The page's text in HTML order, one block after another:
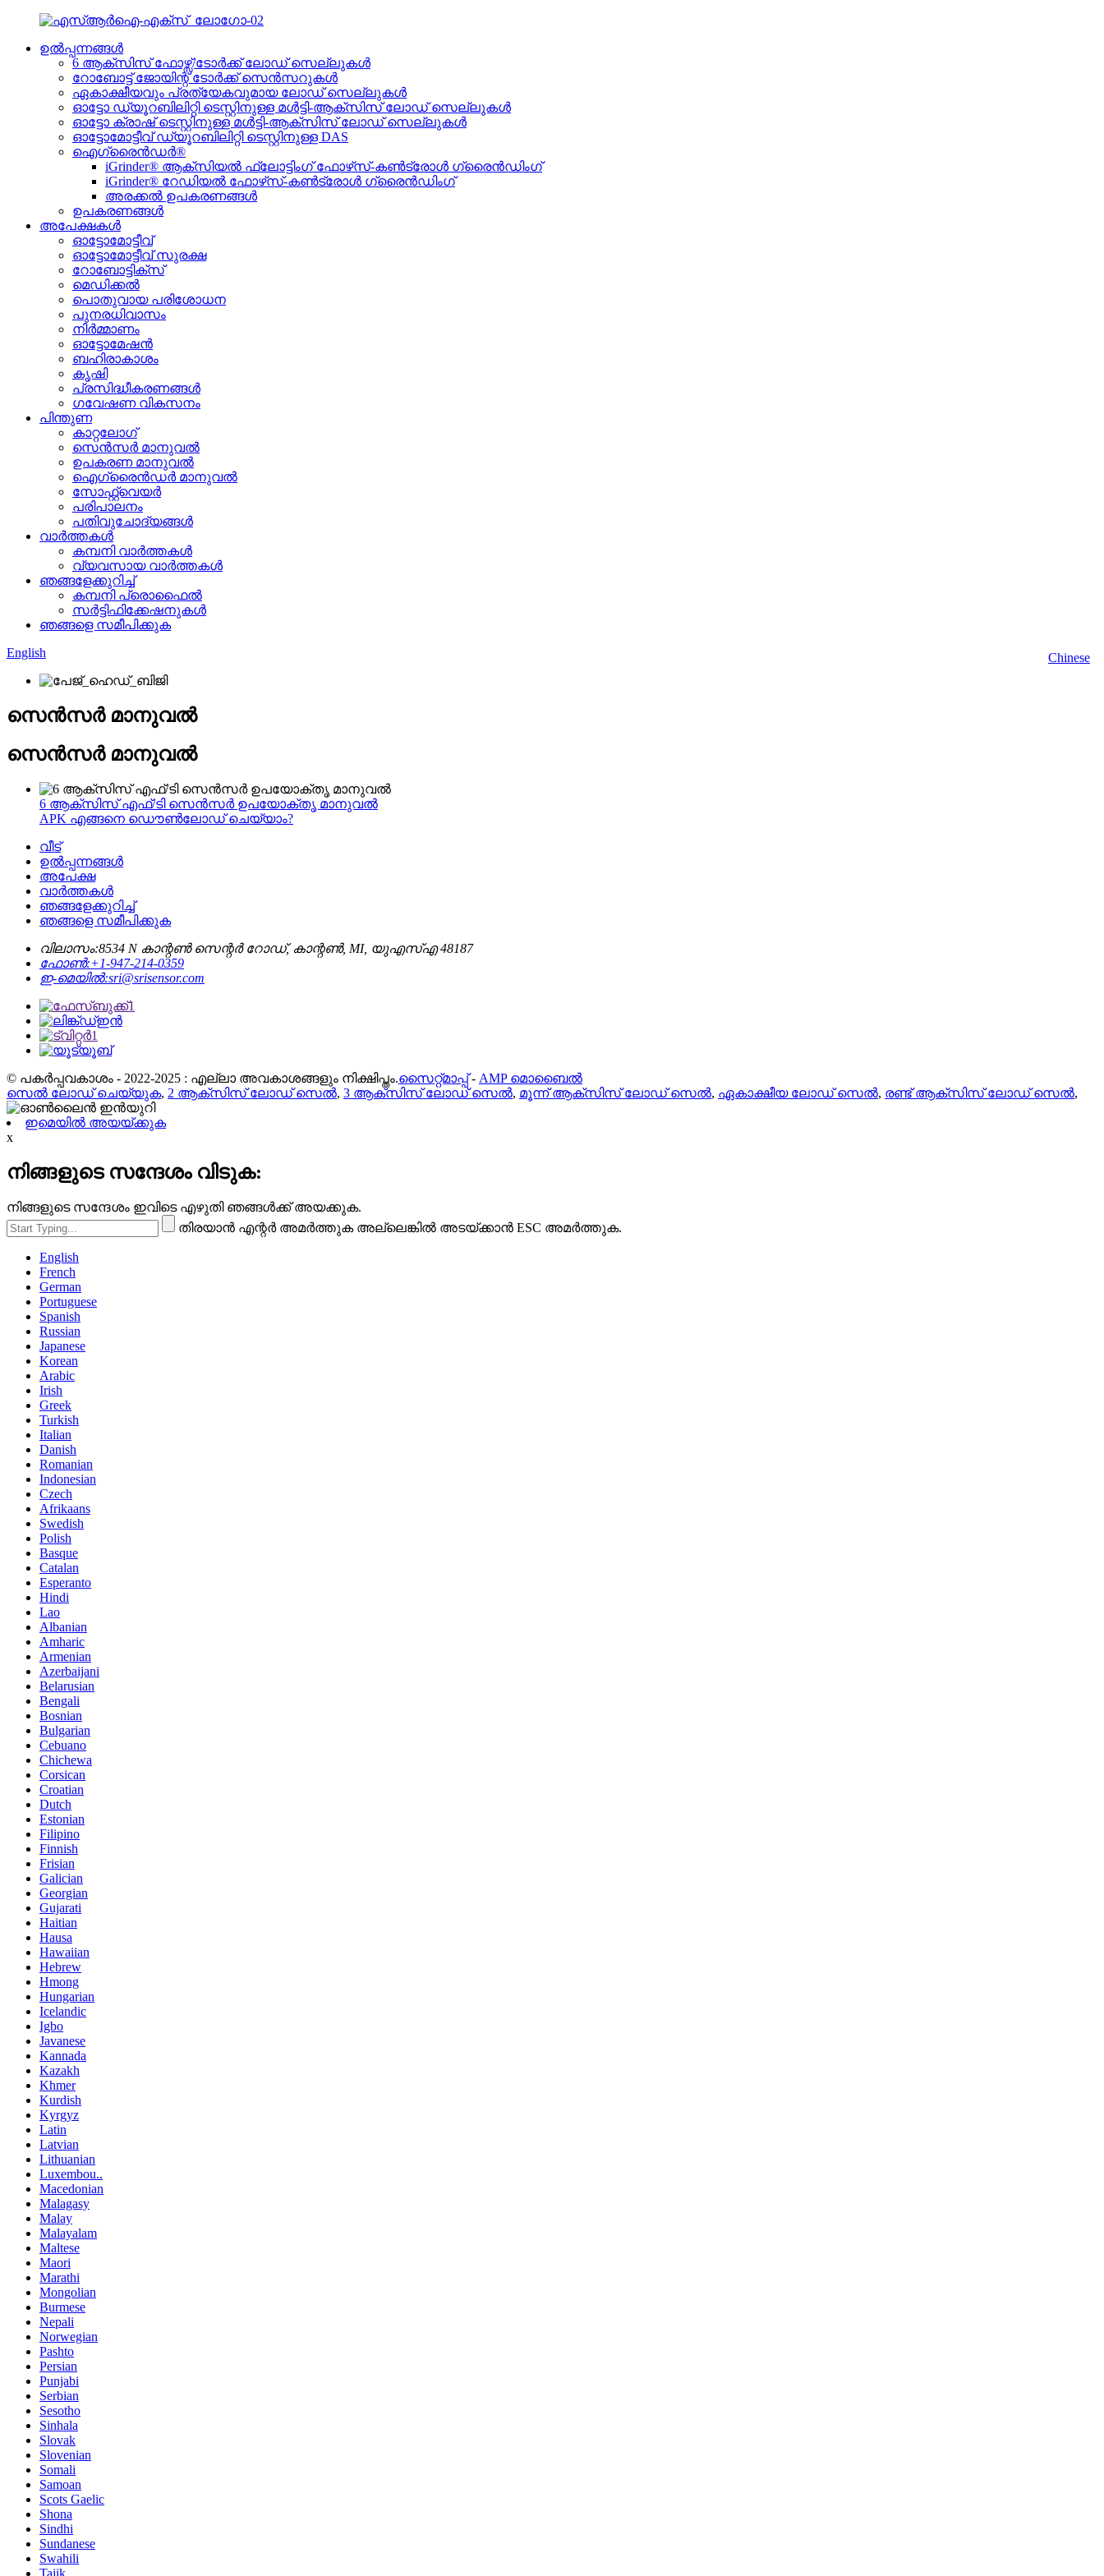
ഉൽപ്പന്നങ്ങൾ
6 ആക്സിസ് ഫോഴ്സ്/ടോർക്ക് ലോഡ് സെല്ലുകൾ
റോബോട്ട് ജോയിന്റ് ടോർക്ക് സെൻസറുകൾ
ഏകാക്ഷീയവും പ്രത്യേകവുമായ ലോഡ് സെല്ലുകൾ
ഓട്ടോ ഡ്യൂറബിലിറ്റി ടെസ്റ്റിനുള്ള മൾട്ടി-ആക്സിസ് ലോഡ് സെല്ലുകൾ
ഓട്ടോ ക്രാഷ് ടെസ്റ്റിനുള്ള മൾട്ടി-ആക്സിസ് ലോഡ് സെല്ലുകൾ
ഓട്ടോമോട്ടീവ് ഡ്യൂറബിലിറ്റി ടെസ്റ്റിനുള്ള DAS
ഐഗ്രൈൻഡർ®
iGrinder® ആക്സിയൽ ഫ്ലോട്ടിംഗ് ഫോഴ്‌സ്-കൺട്രോൾ ഗ്രൈൻഡിംഗ്
iGrinder® റേഡിയൽ ഫോഴ്‌സ്-കൺട്രോൾ ഗ്രൈൻഡിംഗ്
അരക്കൽ ഉപകരണങ്ങൾ
ഉപകരണങ്ങൾ
അപേക്ഷകൾ
ഓട്ടോമോട്ടീവ്
ഓട്ടോമോട്ടീവ് സുരക്ഷ
റോബോട്ടിക്സ്
മെഡിക്കൽ
പൊതുവായ പരിശോധന
പുനരധിവാസം
നിർമ്മാണം
ഓട്ടോമേഷൻ
ബഹിരാകാശം
കൃഷി
പ്രസിദ്ധീകരണങ്ങൾ
ഗവേഷണ വികസനം
പിന്തുണ
കാറ്റലോഗ്
സെൻസർ മാനുവൽ
ഉപകരണ മാനുവൽ
ഐഗ്രൈൻഡർ മാനുവൽ
സോഫ്റ്റ്‌വെയർ
പരിപാലനം
പതിവുചോദ്യങ്ങൾ
വാർത്തകൾ
കമ്പനി വാർത്തകൾ
വ്യവസായ വാർത്തകൾ
ഞങ്ങളേക്കുറിച്ച്
കമ്പനി പ്രൊഫൈൽ
സർട്ടിഫിക്കേഷനുകൾ
ഞങ്ങളെ സമീപിക്കുക
Chinese
English
സെൻസർ മാനുവൽ
സെൻസർ മാനുവൽ
6 ആക്സിസ് എഫ്/ടി സെൻസർ ഉപയോക്തൃ മാനുവൽ
APK എങ്ങനെ ഡൌൺലോഡ് ചെയ്യാം?
വീട്
ഉൽപ്പന്നങ്ങൾ
അപേക്ഷ
വാർത്തകൾ
ഞങ്ങളേക്കുറിച്ച്
ഞങ്ങളെ സമീപിക്കുക
വിലാസം:8534 N കാന്റൺ സെന്റർ റോഡ്, കാന്റൺ, MI, യുഎസ്എ 48187
ഫോൺ:+1-947-214-0359
ഇ-മെയിൽ:sri@srisensor.com
© പകർപ്പവകാശം - 2022-2025 : എല്ലാ അവകാശങ്ങളും നിക്ഷിപ്തം.സൈറ്റ്മാപ്പ്- AMP മൊബൈൽ
സെൽ ലോഡ് ചെയ്യുക, 2 ആക്സിസ് ലോഡ് സെൽ, 3 ആക്സിസ് ലോഡ് സെൽ, മൂന്ന് ആക്സിസ് ലോഡ് സെൽ, ഏകാക്ഷീയ ലോഡ് സെൽ, രണ്ട് ആക്സിസ് ലോഡ് സെൽ,
ഇമെയിൽ അയയ്ക്കുക
x
നിങ്ങളുടെ സന്ദേശം വിടുക:
നിങ്ങളുടെ സന്ദേശം ഇവിടെ എഴുതി ഞങ്ങൾക്ക് അയക്കുക.
തിരയാൻ എന്റർ അമർത്തുക അല്ലെങ്കിൽ അടയ്ക്കാൻ ESC അമർത്തുക.
English
French
German
Portuguese
Spanish
Russian
Japanese
Korean
Arabic
Irish
Greek
Turkish
Italian
Danish
Romanian
Indonesian
Czech
Afrikaans
Swedish
Polish
Basque
Catalan
Esperanto
Hindi
Lao
Albanian
Amharic
Armenian
Azerbaijani
Belarusian
Bengali
Bosnian
Bulgarian
Cebuano
Chichewa
Corsican
Croatian
Dutch
Estonian
Filipino
Finnish
Frisian
Galician
Georgian
Gujarati
Haitian
Hausa
Hawaiian
Hebrew
Hmong
Hungarian
Icelandic
Igbo
Javanese
Kannada
Kazakh
Khmer
Kurdish
Kyrgyz
Latin
Latvian
Lithuanian
Luxembou..
Macedonian
Malagasy
Malay
Malayalam
Maltese
Maori
Marathi
Mongolian
Burmese
Nepali
Norwegian
Pashto
Persian
Punjabi
Serbian
Sesotho
Sinhala
Slovak
Slovenian
Somali
Samoan
Scots Gaelic
Shona
Sindhi
Sundanese
Swahili
Tajik